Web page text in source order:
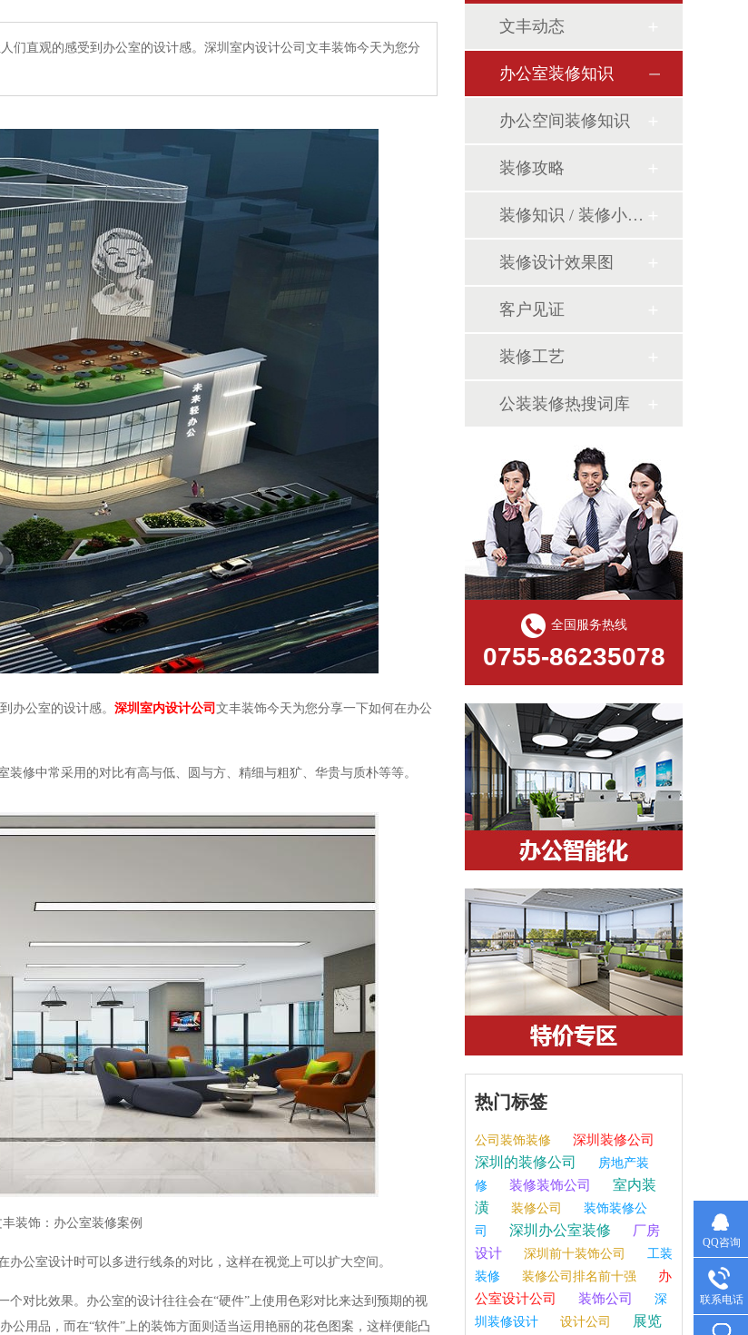
们直观的感受到办公室的设计感。深圳室内设计公司文丰装饰今天为您分
办公室的设计感。 深圳室内设计公司 文丰装饰今天为您分享一下如何在办公
修中常采用的对比有高与低、圆与方、精细与粗犷、华贵与质朴等等。
丰装饰：办公室装修案例
公室设计时可以多进行线条的对比，这样在视觉上可以扩大空间。
对比效果。办公室的设计往往会在“硬件”上使用色彩对比来达到预期的视
用品，而在“软件”上的装饰方面则适当运用艳丽的花色图案，这样便能凸
文丰动态
办公室装修知识
办公空间装修知识
装修攻略
装修知识 / 装修小课堂
装修设计效果图
客户见证
装修工艺
公装装修热搜词库
全国服务热线
0755-86235078
热门标签
公司装饰装修 深圳装修公司
深圳的装修公司
房地产装
修
装修装饰公司
室内装
潢
装修公司
装饰装修公
司
深圳办公室装修
厂房
设计
深圳前十装饰公司
工装
装修
装修公司排名前十强
办
公室设计公司
装饰公司
深
圳装修设计
设计公司
展览
QQ咨询
联系电话